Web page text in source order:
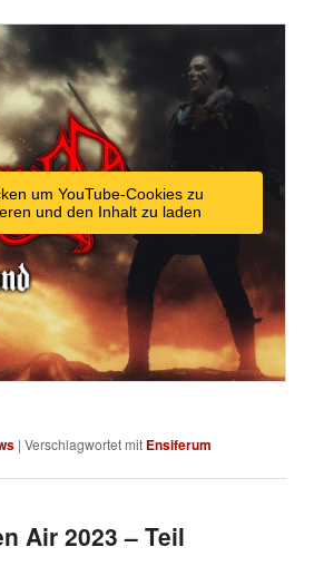
um YouTube-Cookies zu
und den Inhalt zu laden
|Verschlagwortet mit Ensiferum
Air 2023 – Teil